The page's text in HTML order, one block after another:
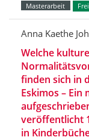
Masterarbeit
Anna Kaethe
Welche
finden sich in
Eskimos –
veröffentlicht
in